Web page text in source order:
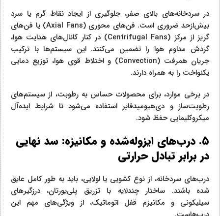
در سردخانه‌های بالای صفر، جلوگیری از ایجاد نقاط گرم یا سرد
بیش‌ازحد ضروری است. فن‌های محوری (Axial Fans) یا فن‌های
گریز از مرکز (Centrifugal Fans) در کنار کانال‌های هدایت هوا،
گردش مداوم هوا را تضمین می‌کنند. این سیستم‌ها با ترکیب
جریان همرفت (Convection) و اختلاط قوی هوا، توزیع دمایی
یکنواخت را به همراه دارند.
در برخی موارد، برای محصولات حساس به رطوبت، از سیستم‌های
رطوبت‌ساز و دی‌هیومیدفایر استفاده می‌شود تا شرایط ایده‌آل
میکروکلیمایی حفظ شود.
۵. درب‌های ایزوله‌شده و مکانیزه: سد نهایی
در برابر تبادل حرارتی
درب‌های سردخانه، از نوع کشویی یا لولایی، باید به طور کامل عایق
شده باشند. ساختار چندلایه با تزریق پلی‌یورتان، درزگیرهای
سیلیکونی و مکانیزم قفل اتوماتیک، از ویژگی‌های مهم این